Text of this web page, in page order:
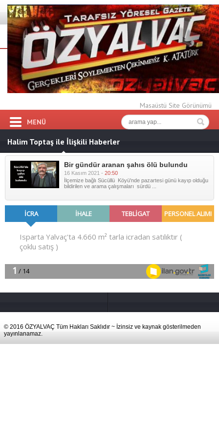
Masaüstü Site Görünümü
MENÜ
Halim Toptaş ile İlişkili Haberler
Bir gündür aranan şahıs ölü bulundu
16 Kasım 2021 - 20:50
İlçemize bağlı Sücüllü Köyü'nde pazartesi günü kayıp olduğu
bildirilen ve arama çalışmaları sürdü ...
© 2016 ÖZYALVAÇ Tüm Hakları Saklıdır ~ İzinsiz ve kaynak gösterilmeden
yayınlanamaz.